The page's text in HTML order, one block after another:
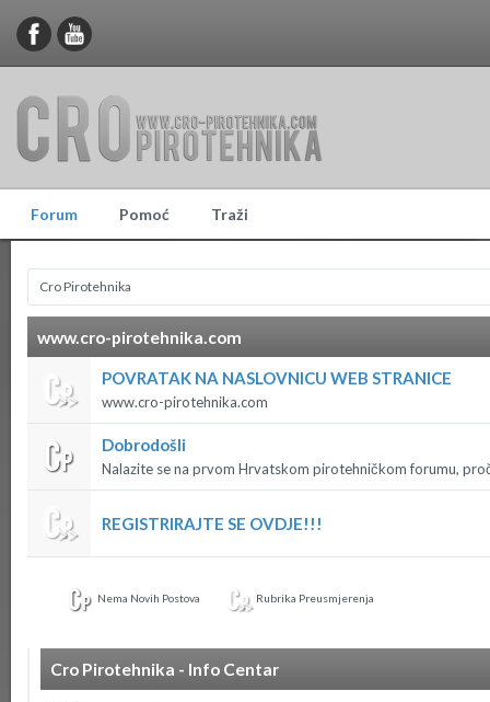
Forum Pomoć Traži
Cro Pirotehnika
www.cro-pirotehnika.com
POVRATAK NA NASLOVNICU WEB STRANICE
www.cro-pirotehnika.com
Dobrodošli
Nalazite se na prvom Hrvatskom pirotehničkom forumu,
REGISTRIRAJTE SE OVDJE!!!
Nema Novih Postova Rubrika Preusmjerenja
Cro Pirotehnika - Info Centar